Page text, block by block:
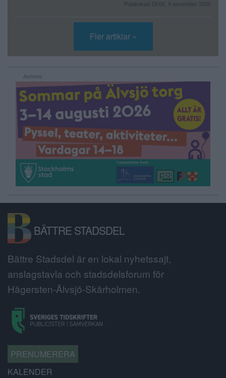
Publicerad 18:06, 4 november 2025
Fler artiklar »
Annons:
BÄTTRE STADSDEL
Bättre Stadsdel är en lokal nyhetssajt,
anslagstavla och stadsdelsforum för
Hägersten-Älvsjö-Skärholmen.
PRENUMERERA
KALENDER